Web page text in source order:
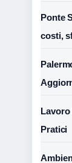
Ponte
costi,
Pratici